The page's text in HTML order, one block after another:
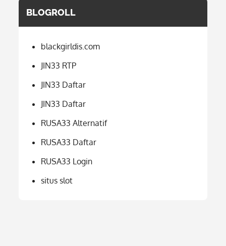
BLOGROLL
blackgirldis.com
JIN33 RTP
JIN33 Daftar
JIN33 Daftar
RUSA33 Alternatif
RUSA33 Daftar
RUSA33 Login
situs slot